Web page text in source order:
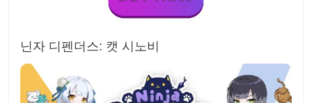
닌자 디펜더스: 캣 시노비